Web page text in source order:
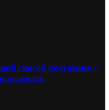
способ похудения –